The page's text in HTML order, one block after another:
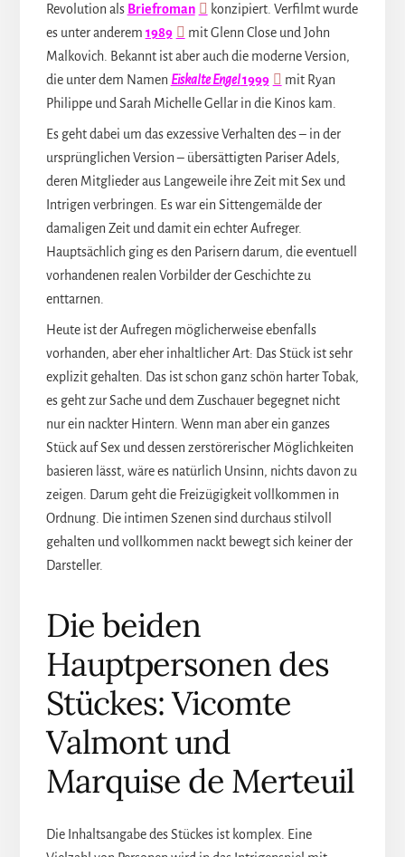
Revolution als Briefroman
konzipiert. Verfilmt wurde
es unter anderem 1989
mit Glenn Close und John
Malkovich. Bekannt ist aber auch die moderne Version,
die unter dem Namen Eiskalte Engel1999
mit Ryan
Philippe und Sarah Michelle Gellar in die Kinos kam.
Es geht dabei um das exzessive Verhalten des – in der
ursprünglichen Version – übersättigten Pariser Adels,
deren Mitglieder aus Langeweile ihre Zeit mit Sex und
Intrigen verbringen. Es war ein Sittengemälde der
damaligen Zeit und damit ein echter Aufreger.
Hauptsächlich ging es den Parisern darum, die eventuell
vorhandenen realen Vorbilder der Geschichte zu
enttarnen.
Heute ist der Aufregen möglicherweise ebenfalls
vorhanden, aber eher inhaltlicher Art: Das Stück ist sehr
explizit gehalten. Das ist schon ganz schön harter Tobak,
es geht zur Sache und dem Zuschauer begegnet nicht
nur ein nackter Hintern. Wenn man aber ein ganzes
Stück auf Sex und dessen zerstörerischer Möglichkeiten
basieren lässt, wäre es natürlich Unsinn, nichts davon zu
zeigen. Darum geht die Freizügigkeit vollkommen in
Ordnung. Die intimen Szenen sind durchaus stilvoll
gehalten und vollkommen nackt bewegt sich keiner der
Darsteller.
Die beiden
Hauptpersonen des
Stückes: Vicomte
Valmont und
Marquise de Merteuil
Die Inhaltsangabe des Stückes ist komplex. Eine